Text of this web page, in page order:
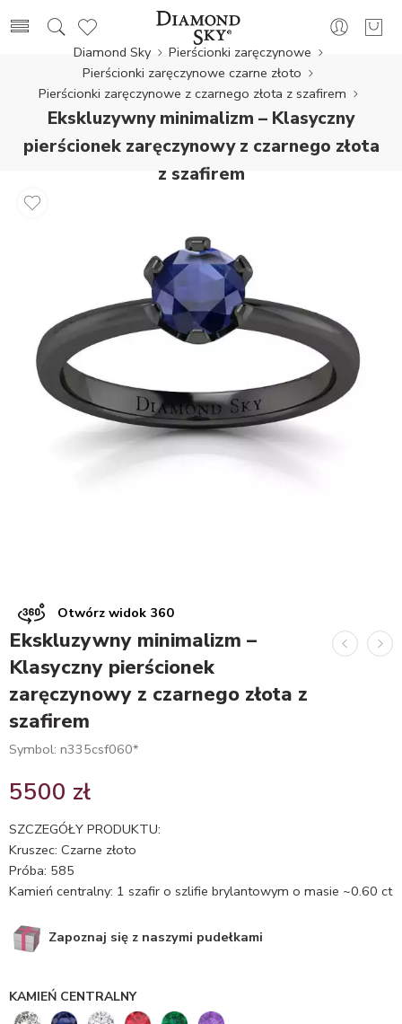
Diamond Sky
Pierścionki zaręczynowe
Pierścionki zaręczynowe czarne złoto
Pierścionki zaręczynowe z czarnego złota z szafirem
Ekskluzywny minimalizm – Klasyczny
pierścionek zaręczynowy z czarnego złota
z szafirem
Otwórz widok 360
Ekskluzywny minimalizm –
Klasyczny pierścionek
zaręczynowy z czarnego złota z
szafirem
Symbol: n335csf060*
5500 zł
SZCZEGÓŁY PRODUKTU:
Kruszec: Czarne złoto
Próba: 585
Kamień centralny: 1 szafir o szlifie brylantowym o masie ~0.60 ct
Zapoznaj się z naszymi pudełkami
KAMIEŃ CENTRALNY